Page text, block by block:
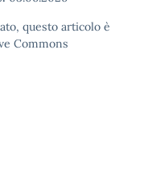
questo articolo è
Commons